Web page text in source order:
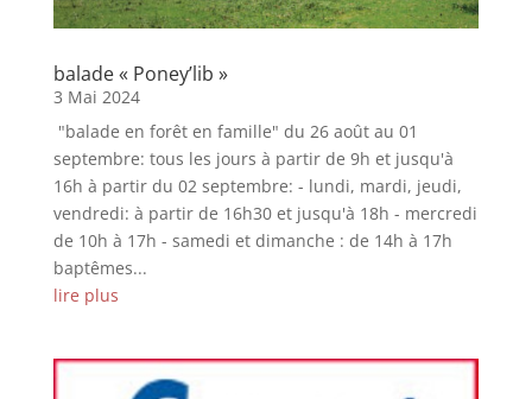
balade « Poney’lib »
3 Mai 2024
"balade en forêt en famille" du 26 août au 01
septembre: tous les jours à partir de 9h et jusqu'à
16h à partir du 02 septembre: - lundi, mardi, jeudi,
vendredi: à partir de 16h30 et jusqu'à 18h - mercredi
de 10h à 17h - samedi et dimanche : de 14h à 17h
baptêmes...
lire plus